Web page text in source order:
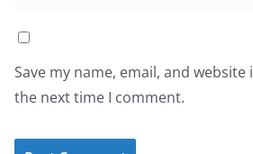
Save my name, email, and
the next time I comment.